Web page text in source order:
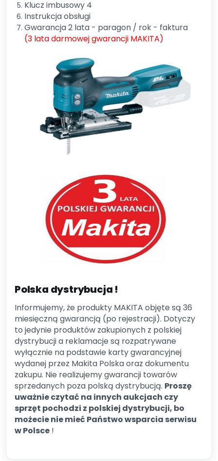
Klucz imbusowy 4
Instrukcja obsługi
Gwarancja 2 lata - paragon / rok - faktura
(3 lata darmowej gwarancji MAKITA)
Polska dystrybucja !
Informujemy, że produkty MAKITA objęte są 36
miesięczną gwarancją (po rejestracji). Dotyczy
to jedynie produktów zakupionych z polskiej
dystrybucji a reklamacje są rozpatrywane
wyłącznie na podstawie karty gwarancyjnej
wydanej przez Makita Polska oraz dokumentu
zakupu. Nie realizujemy gwarancji towarów
sprzedanych poza polską dystrybucją. Proszę
uważnie czytać na innych aukcjach czy
sprzęt pochodzi z polskiej dystrybucji, bo
możecie nie mieć Państwo wsparcia serwisu
w Polsce !